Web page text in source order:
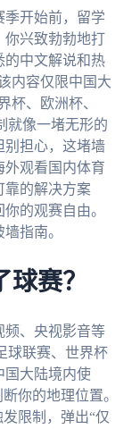
季开始前，留学
你兴致勃勃地打
的中文解说和热
内容仅限中国大
杯、欧洲杯、
就像一堵无形的
别担心，这堵墙
外观看国内体育
靠的解决方案
的观赛自由。
指南。
赛？
频、央视影音等
球联赛、世界杯
国大陆境内使
你的地理位置。
限制，弹出“仅